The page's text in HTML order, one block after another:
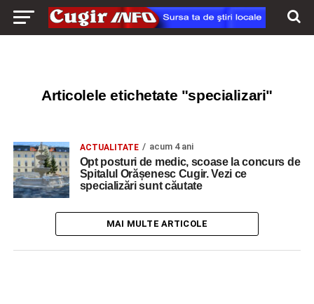
Articolele etichetate "specializari"
ACTUALITATE acum 4 ani
Opt posturi de medic, scoase la concurs de
Spitalul Orășenesc Cugir. Vezi ce
specializări sunt căutate
MAI MULTE ARTICOLE